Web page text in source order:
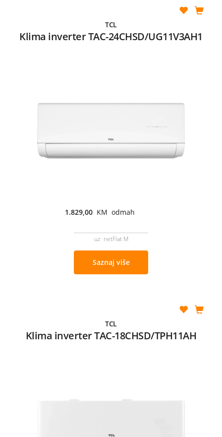
TCL
Klima inverter TAC-24CHSD/UG11V3AH1
1.829,00 KM odmah
uz netFlat M
Saznaj više
TCL
Klima inverter TAC-18CHSD/TPH11AH